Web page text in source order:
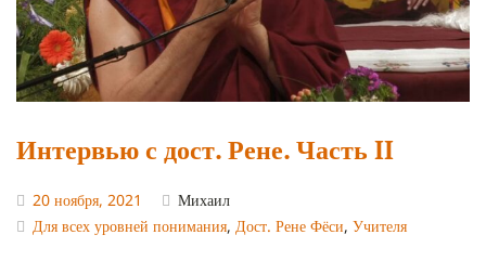
Интервью с дост. Рене. Часть II
20 ноября, 2021
Михаил
Для всех уровней понимания, Дост. Рене Фёси, Учителя